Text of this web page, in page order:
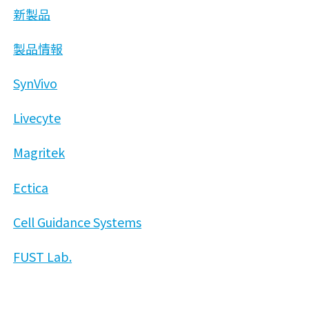
新製品
製品情報
SynVivo
Livecyte
Magritek
Ectica
Cell Guidance Systems
FUST Lab.